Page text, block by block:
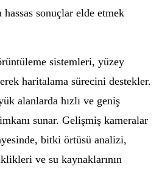
sonuçlar elde etmek
sistemleri, yüzey
haritalama sürecini destekler.
alanlarda hızlı ve geniş
sunar. Gelişmiş kameralar
bitki örtüsü analizi,
ve su kaynaklarının